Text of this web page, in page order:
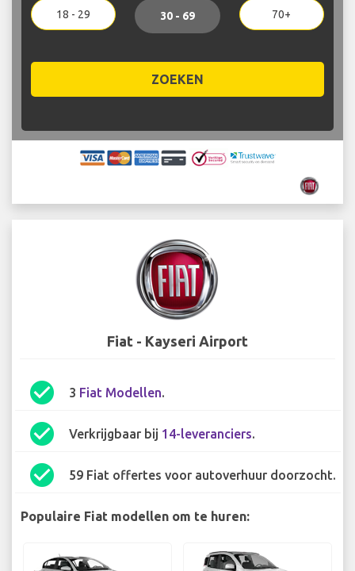
18 - 29 30 - 69 70+
ZOEKEN
Fiat - Kayseri Airport
check_circle 3 Fiat Modellen.
check_circle Verkrijgbaar bij 14-leveranciers.
check_circle 59 Fiat offertes voor autoverhuur doorzocht.
Populaire Fiat modellen om te huren: